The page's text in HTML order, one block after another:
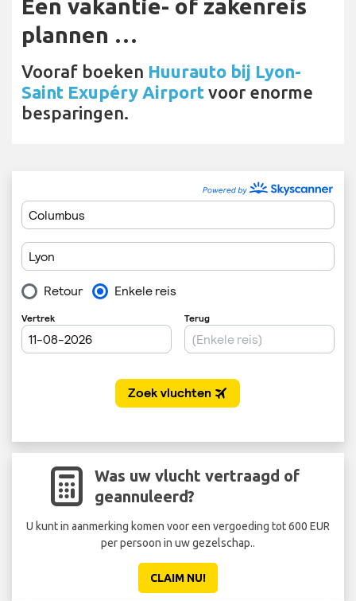
Een vakantie- of zakenreis
plannen …
Vooraf boeken Huurauto bij Lyon-
Saint Exupéry Airport voor enorme
besparingen.
Was uw vlucht vertraagd of
geannuleerd?
U kunt in aanmerking komen voor een vergoeding tot 600 EUR
per persoon in uw gezelschap..
CLAIM NU!